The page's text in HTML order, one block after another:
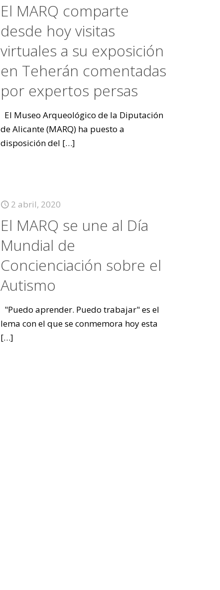
El MARQ comparte
desde hoy visitas
virtuales a su exposición
en Teherán comentadas
por expertos persas
El Museo Arqueológico de la Diputación
de Alicante (MARQ) ha puesto a
disposición del […]
2 abril, 2020
El MARQ se une al Día
Mundial de
Concienciación sobre el
Autismo
"Puedo aprender. Puedo trabajar" es el
lema con el que se conmemora hoy esta
[…]